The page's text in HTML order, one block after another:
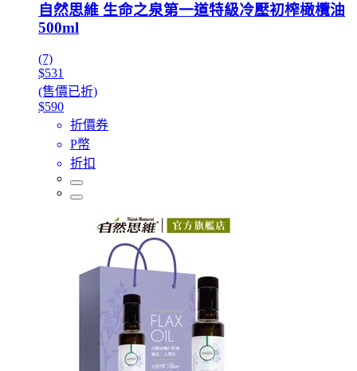
自然思維 生命之泉第一道特級冷壓初榨橄欖油
500ml
(7)
$531
(售價已折)
$590
折價券
P幣
折扣